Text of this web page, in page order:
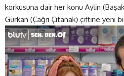
korkusuna dair her konu Aylin
Gürkan (Çağrı Çıtanak) çiftine yeni